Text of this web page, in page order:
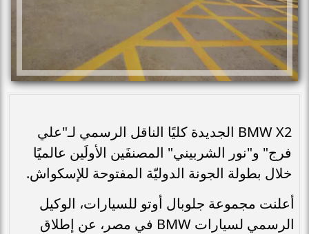
BMW X2 الجديدة كليًا الناقل الرسمي لـ"علي
فرج" و"نور الشربيني" المصنفَين الأولَين عالميًا
خلال بطولة الجونة الدوليّة المفتوحة للإسكواش.
أعلنت مجموعة جلوبال أوتو للسيارات، الوكيل
الرسمي لسيارات BMW في مصر، عن إطلاق